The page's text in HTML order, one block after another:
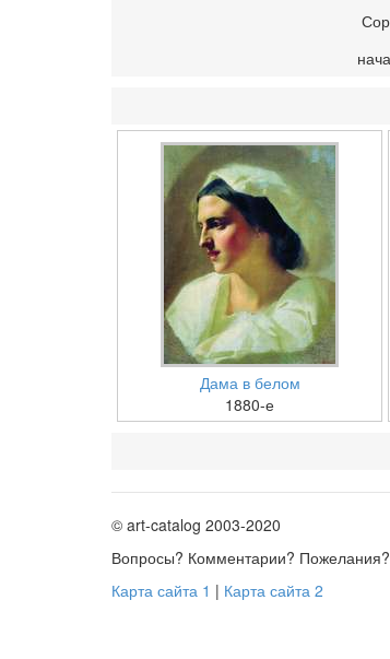
Дама в белом
1880-е
© art-catalog 2003-2020
Вопросы? Комментарии?
Карта сайта 1 | Карта сайта 2